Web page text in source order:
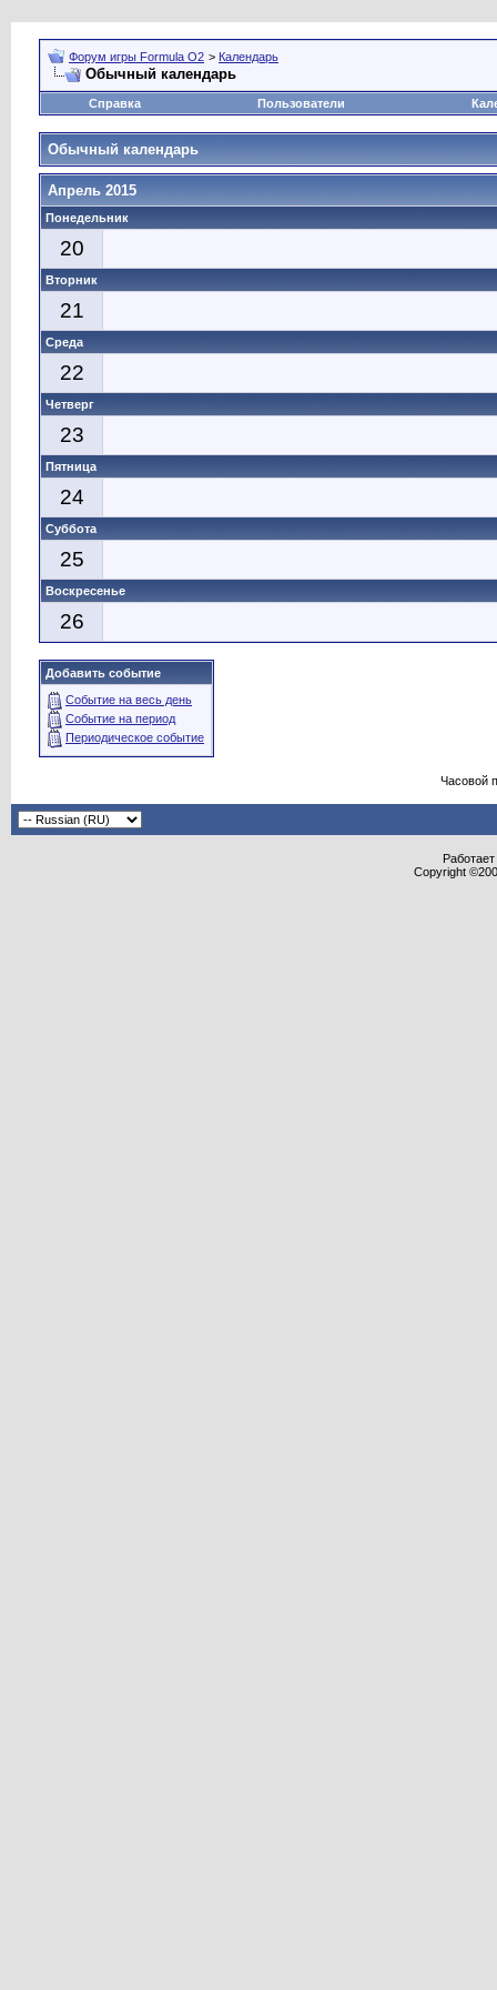
Форум игры Formula O2 > Календарь
Обычный календарь
Справка Пользователи
Обычный календарь
Апрель 2015
Понедельник
20
Вторник
21
Среда
22
Четверг
23
Пятница
24
Суббота
25
Воскресенье
26
Добавить событие
Событие на весь день
Событие на период
Периодическое событие
Часовой
Copyright